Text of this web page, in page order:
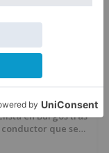
en Burgos tras
que se